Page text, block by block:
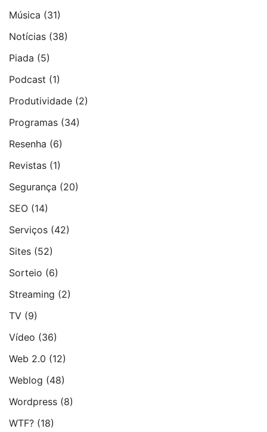
Música (31)
Notí­cias (38)
Piada (5)
Podcast (1)
Produtividade (2)
Programas (34)
Resenha (6)
Revistas (1)
Segurança (20)
SEO (14)
Serviços (42)
Sites (52)
Sorteio (6)
Streaming (2)
TV (9)
Vídeo (36)
Web 2.0 (12)
Weblog (48)
Wordpress (8)
WTF? (18)